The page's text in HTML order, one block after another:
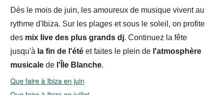
Dès le mois de juin, les amoureux de musique vivent au
rythme d'Ibiza. Sur les plages et sous le soleil, on profite
des mix live des plus grands dj. Continuez la fête
jusqu'à la fin de l'été et faites le plein de l'atmosphère
musicale de l'Île Blanche.
Que faire à Ibiza en juin